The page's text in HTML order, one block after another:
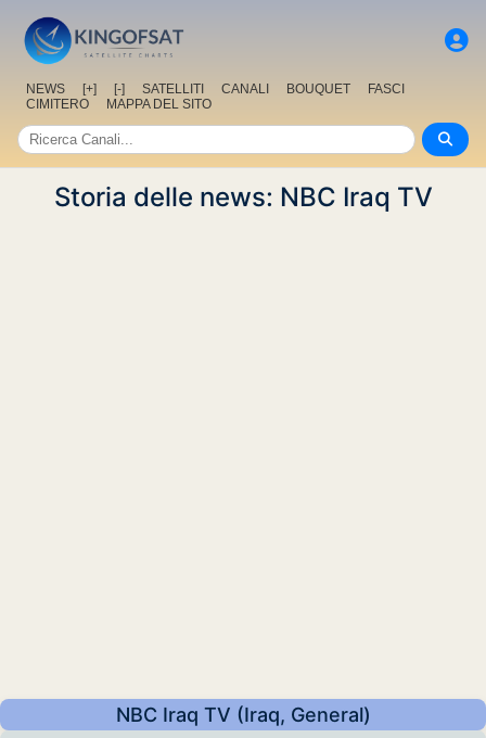
NEWS [+] [-] SATELLITI CANALI BOUQUET
FASCI
CIMITERO
MAPPA DEL SITO
Storia delle news: NBC Iraq TV
NBC Iraq TV (Iraq, General)